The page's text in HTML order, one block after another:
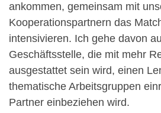
ankommen, gemeinsam mit
Kooperationspartnern das
intensivieren. Ich gehe davon
Geschäftsstelle, die mit mehr
ausgestattet sein wird, einen
thematische Arbeitsgruppen
Partner einbeziehen wird.